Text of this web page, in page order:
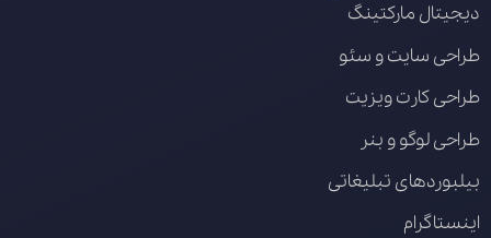
دیجیتال مارکتینگ
طراحی سایت و سئو
طراحی کارت ویزیت
طراحی لوگو و بنر
بیلبوردهای تبلیغاتی
اینستاگرام